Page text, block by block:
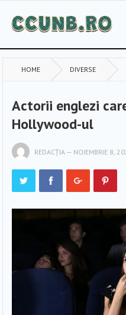
HOME DIVERSE
Actorii englezi
Hollywood-ul
REDACȚIA — NOIEMBRIE 8,